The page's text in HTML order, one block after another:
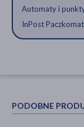
Automaty i
InPost
PODOBNE